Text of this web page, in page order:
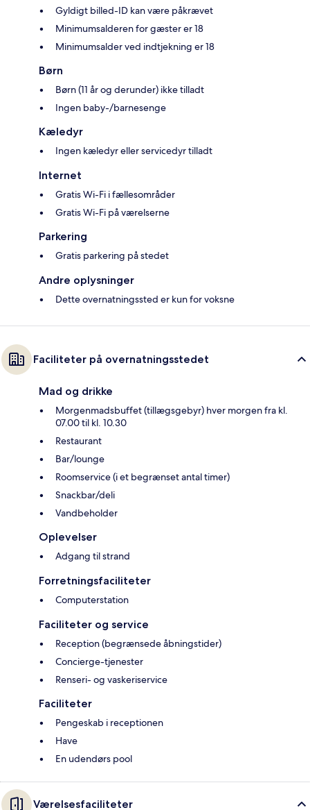
Gyldigt billed-ID kan være påkrævet
Minimumsalderen for gæster er 18
Minimumsalder ved indtjekning er 18
Børn
Børn (11 år og derunder) ikke tilladt
Ingen baby-/barnesenge
Kæledyr
Ingen kæledyr eller servicedyr tilladt
Internet
Gratis Wi-Fi i fællesområder
Gratis Wi-Fi på værelserne
Parkering
Gratis parkering på stedet
Andre oplysninger
Dette overnatningssted er kun for voksne
Faciliteter på overnatningsstedet
Mad og drikke
Morgenmadsbuffet (tillægsgebyr) hver morgen fra kl.
07.00 til kl. 10.30
Restaurant
Bar/lounge
Roomservice (i et begrænset antal timer)
Snackbar/deli
Vandbeholder
Oplevelser
Adgang til strand
Forretningsfaciliteter
Computerstation
Faciliteter og service
Reception (begrænsede åbningstider)
Concierge-tjenester
Renseri- og vaskeriservice
Faciliteter
Pengeskab i receptionen
Have
En udendørs pool
Værelsesfaciliteter